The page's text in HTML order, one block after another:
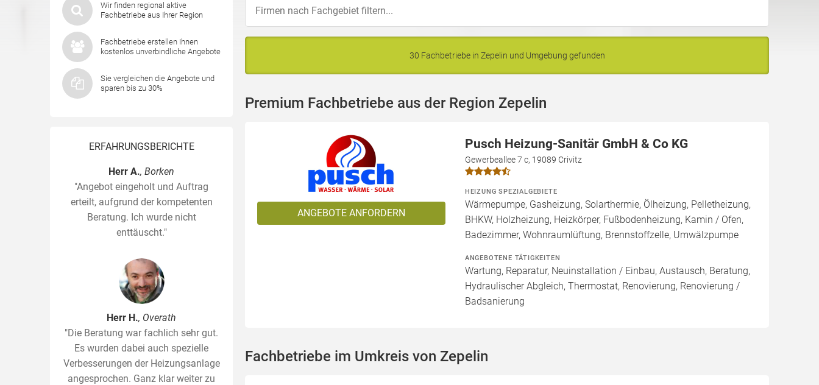
Wir finden regional aktive
Fachbetriebe aus Ihrer Region
Fachbetriebe erstellen Ihnen
kostenlos unverbindliche Angebote
Sie vergleichen die Angebote und
sparen bis zu 30%
ERFAHRUNGSBERICHTE
Herr A., Borken
"Angebot eingeholt und Auftrag
erteilt, aufgrund der kompetenten
Beratung. Ich wurde nicht
enttäuscht."
Herr H., Overath
"Die Beratung war fachlich sehr gut.
Es wurden dabei auch spezielle
Verbesserungen der Heizungsanlage
angesprochen. Ganz klar weiter zu
30 Fachbetriebe in Zepelin und Umgebung gefunden
Premium Fachbetriebe aus der Region Zepelin
ANGEBOTE ANFORDERN
Pusch Heizung-Sanitär GmbH & Co KG
Gewerbeallee 7 c, 19089 Crivitz
HEIZUNG SPEZIALGEBIETE
Wärmepumpe, Gasheizung, Solarthermie, Ölheizung, Pelletheizung,
BHKW, Holzheizung, Heizkörper, Fußbodenheizung, Kamin / Ofen,
Badezimmer, Wohnraumlüftung, Brennstoffzelle, Umwälzpumpe
ANGEBOTENE TÄTIGKEITEN
Wartung, Reparatur, Neuinstallation / Einbau, Austausch, Beratung,
Hydraulischer Abgleich, Thermostat, Renovierung, Renovierung /
Badsanierung
Fachbetriebe im Umkreis von Zepelin